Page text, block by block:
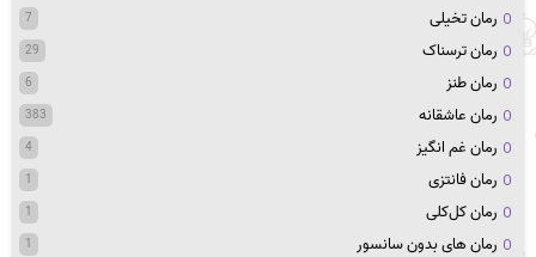
رمان تخیلی 7
رمان ترسناک 29
رمان طنز 6
رمان عاشقانه 383
رمان غم انگیز 4
رمان فانتزی 1
رمان کل‌کلی 1
رمان های بدون سانسور 1